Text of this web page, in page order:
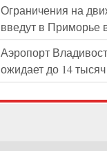
Ограничения на
введут в Приморье
Аэропорт
ожидает до 14